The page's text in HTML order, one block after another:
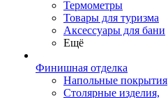
Термометры
Товары для туризма
Аксессуары для бани
Ещё
Финишная отделка
Напольные покрытия
Столярные изделия,